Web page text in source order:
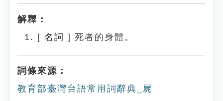
解釋：
[ 名詞 ] 死者的身體。
詞條來源：
教育部臺灣台語常用詞辭典_屍